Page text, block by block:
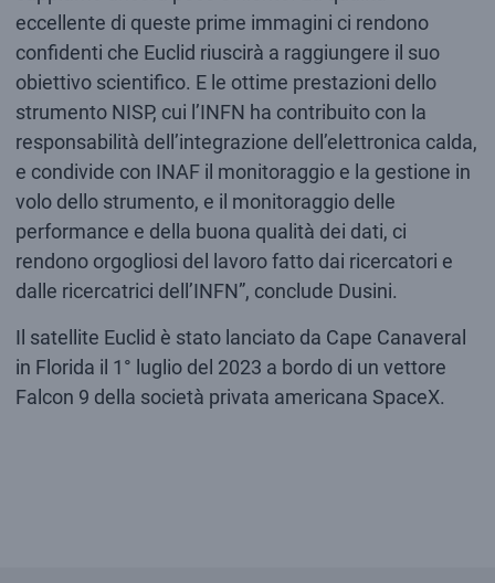
eccellente di queste prime immagini ci rendono
confidenti che Euclid riuscirà a raggiungere il suo
obiettivo scientifico. E le ottime prestazioni dello
strumento NISP, cui l’INFN ha contribuito con la
responsabilità dell’integrazione dell’elettronica calda,
e condivide con INAF il monitoraggio e la gestione in
volo dello strumento, e il monitoraggio delle
performance e della buona qualità dei dati, ci
rendono orgogliosi del lavoro fatto dai ricercatori e
dalle ricercatrici dell’INFN”, conclude Dusini.
Il satellite Euclid è stato lanciato da Cape Canaveral
in Florida il 1° luglio del 2023 a bordo di un vettore
Falcon 9 della società privata americana SpaceX.